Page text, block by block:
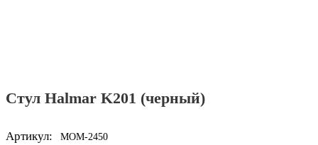
Стул Halmar K201 (черный)
Артикул: MOM-2450